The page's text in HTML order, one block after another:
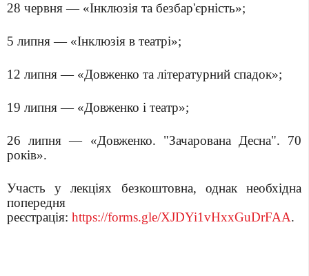
28 червня — «Інклюзія та безбар'єрність»;
5 липня — «Інклюзія в театрі»;
12 липня — «Довженко та літературний спадок»;
19 липня — «Довженко і театр»;
26 липня — «Довженко. "Зачарована Десна". 70
років».
Участь у лекціях безкоштовна, однак необхідна
попередня
реєстрація: https://forms.gle/XJDYi1vHxxGuDrFAA.